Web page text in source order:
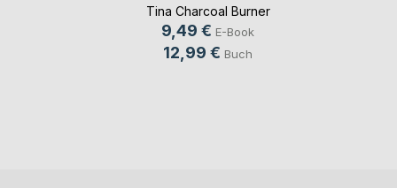
Tina Charcoal Burner
9,49 € E-Book
12,99 € Buch